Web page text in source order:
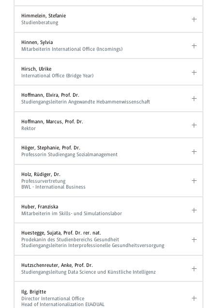
Himmelein, Stefanie
Studienberatung
Hinnen, Sylvia
Mitarbeiterin International Office (Incomings)
Hirsch, Ulrike
International Office (Bridge Year)
Hoffmann, Elvira, Prof. Dr.
Studiengangsleiterin Angewandte Hebammenwissenschaft
Hoffmann, Marcus, Prof. Dr.
Rektor
Höger, Stephanie, Prof. Dr.
Professorin Studiengang Sozialmanagement
Holz, Rüdiger, Dr.
Professurvertretung
BWL - International Business
Huber, Franziska
Mitarbeiterin im Skills- und Simulationslabor
Huestegge, Sujata, Prof. Dr. rer. nat.
Prodekanin des Studienbereichs Gesundheit
Studiengangsleiterin Interprofessionelle Gesundheitsversorgung
Hutzschenreuter, Anke, Prof. Dr.
Studiengangsleitung Data Science und Künstliche Intelligenz
Ilg, Brigitte
Director International Office
Head of Internationalization EU4DUAL